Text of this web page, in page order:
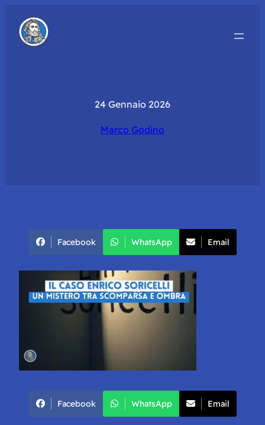
24 Gennaio 2026
Marco Godino
Facebook WhatsApp Email
Facebook WhatsApp Email